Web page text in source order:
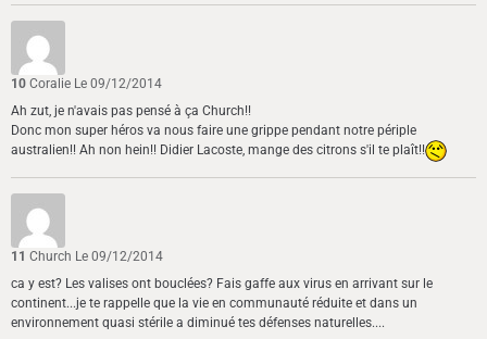
10 Coralie Le 09/12/2014
Ah zut, je n'avais pas pensé à ça Church!!
Donc mon super héros va nous faire une grippe pendant notre périple
australien!! Ah non hein!! Didier Lacoste, mange des citrons s'il te plaît!!
11 Church Le 09/12/2014
ca y est? Les valises ont bouclées? Fais gaffe aux virus en arrivant sur le
continent...je te rappelle que la vie en communauté réduite et dans un
environnement quasi stérile a diminué tes défenses naturelles....